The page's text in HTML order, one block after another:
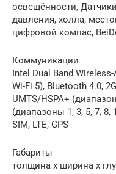
освещённости,
давления, холла,
цифровой компас,
Коммуникации
Intel Dual Band
Wi-Fi 5), Bluetooth 4.0,
UMTS/HSPA+
(диапазоны 1, 3, 5, 7, 8,
SIM, LTE, GPS
Габариты
толщина х ширина х